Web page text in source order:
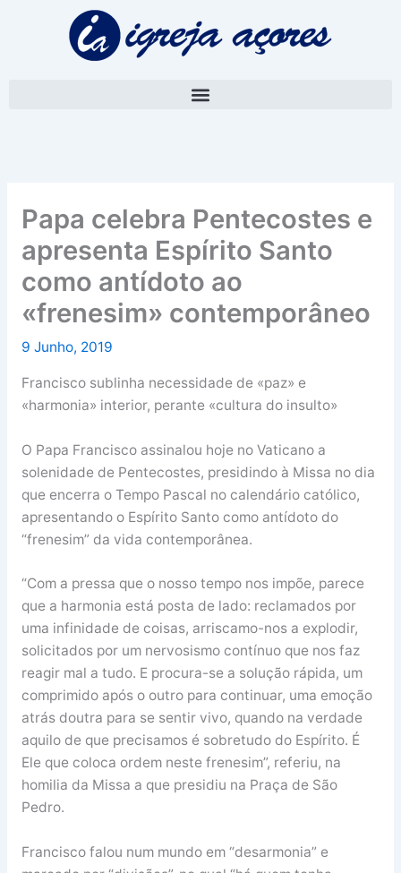
Papa celebra Pentecostes e
apresenta Espírito Santo
como antídoto ao
«frenesim» contemporâneo
9 Junho, 2019
Francisco sublinha necessidade de «paz» e
«harmonia» interior, perante «cultura do insulto»
O Papa Francisco assinalou hoje no Vaticano a
solenidade de Pentecostes, presidindo à Missa no dia
que encerra o Tempo Pascal no calendário católico,
apresentando o Espírito Santo como antídoto do
“frenesim” da vida contemporânea.
“Com a pressa que o nosso tempo nos impõe, parece
que a harmonia está posta de lado: reclamados por
uma infinidade de coisas, arriscamo-nos a explodir,
solicitados por um nervosismo contínuo que nos faz
reagir mal a tudo. E procura-se a solução rápida, um
comprimido após o outro para continuar, uma emoção
atrás doutra para se sentir vivo, quando na verdade
aquilo de que precisamos é sobretudo do Espírito. É
Ele que coloca ordem neste frenesim”, referiu, na
homilia da Missa a que presidiu na Praça de São
Pedro.
Francisco falou num mundo em “desarmonia” e